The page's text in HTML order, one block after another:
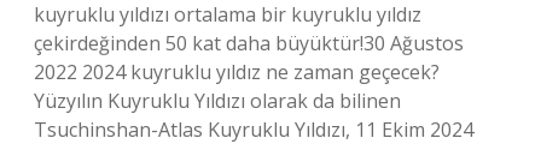
kuyruklu yıldızı ortalama bir kuyruklu yıldız
çekirdeğinden 50 kat daha büyüktür!30 Ağustos
2022 2024 kuyruklu yıldız ne zaman geçecek?
Yüzyılın Kuyruklu Yıldızı olarak da bilinen
Tsuchinshan-Atlas Kuyruklu Yıldızı, 11 Ekim 2024